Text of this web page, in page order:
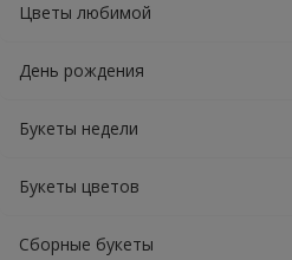
Цветы любимой
День рождения
Букеты недели
Букеты цветов
Сборные букеты